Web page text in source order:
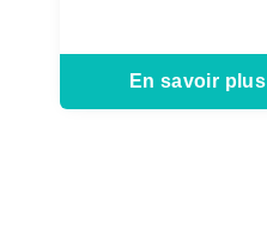
En savoir plus